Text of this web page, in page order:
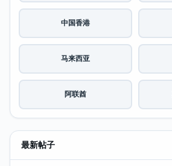
中国香港
马来西亚
阿联酋
最新帖子